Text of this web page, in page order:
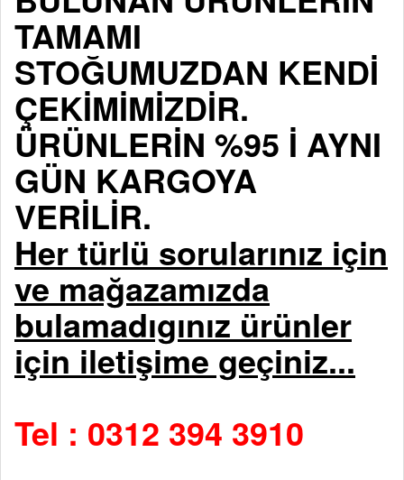
TAMAMI
STOĞUMUZDAN KENDİ
ÇEKİMİMİZDİR.
ÜRÜNLERİN %95 İ AYNI
GÜN KARGOYA
VERİLİR.
Her türlü sorularınız için
ve mağazamızda
bulamadıgınız ürünler
için iletişime geçiniz...
Tel : 0312 394 3910